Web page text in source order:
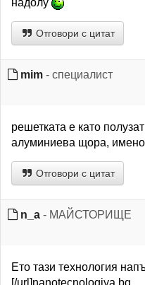
надолу
Отговори с цитат
mim - специалист
решетката е като
алуминиева щора,
Отговори с цитат
n_a - МАЙСТОРИЩЕ
Ето тази технология
[/url]nanotecnologiya.bg